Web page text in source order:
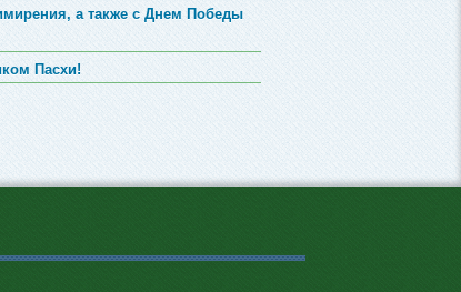
а также с Днем Победы
Пасхи!